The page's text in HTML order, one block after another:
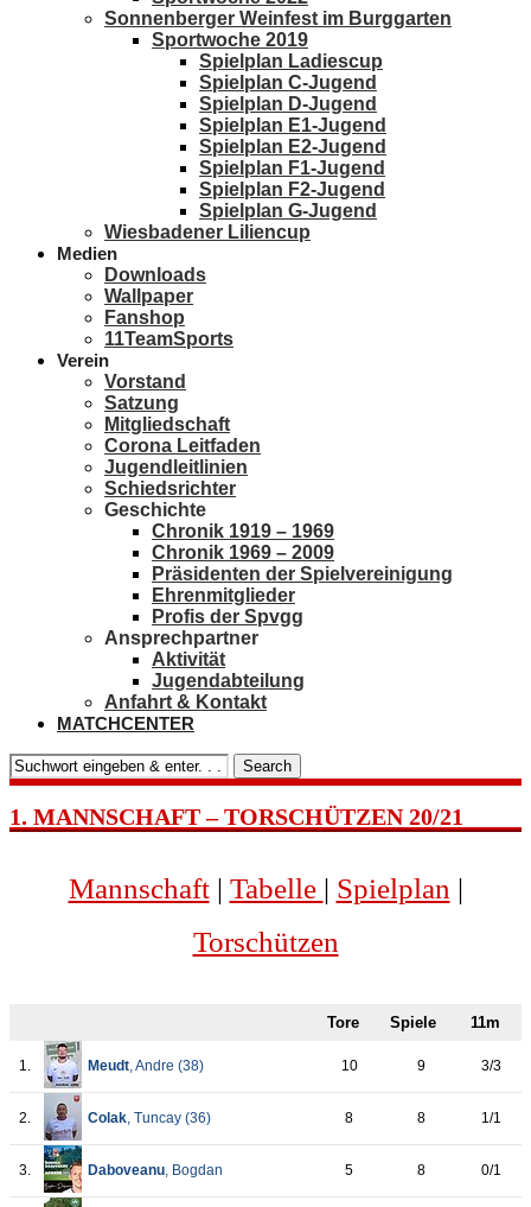
Sonnenberger Weinfest im Burggarten
Sportwoche 2019
Spielplan Ladiescup
Spielplan C-Jugend
Spielplan D-Jugend
Spielplan E1-Jugend
Spielplan E2-Jugend
Spielplan F1-Jugend
Spielplan F2-Jugend
Spielplan G-Jugend
Wiesbadener Liliencup
Medien
Downloads
Wallpaper
Fanshop
11TeamSports
Verein
Vorstand
Satzung
Mitgliedschaft
Corona Leitfaden
Jugendleitlinien
Schiedsrichter
Geschichte
Chronik 1919 – 1969
Chronik 1969 – 2009
Präsidenten der Spielvereinigung
Ehrenmitglieder
Profis der Spvgg
Ansprechpartner
Aktivität
Jugendabteilung
Anfahrt & Kontakt
MATCHCENTER
Search
1. MANNSCHAFT – TORSCHÜTZEN 20/21
Mannschaft| Tabelle | Spielplan |
Torschützen
Tore Spiele 11m
1. Meudt , Andre (38) 10 9 3/3
2. Colak , Tuncay (36) 8 8 1/1
3. Daboveanu , Bogdan 5 8 0/1